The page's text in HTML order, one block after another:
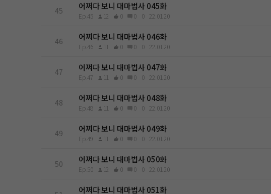
45 어쩌다 보니 대마법사 045화
Ep.45 12 0 0 0 22.01.20
46 어쩌다 보니 대마법사 046화
Ep.46 11 0 0 0 22.01.20
47 어쩌다 보니 대마법사 047화
Ep.47 11 0 0 0 22.01.20
48 어쩌다 보니 대마법사 048화
Ep.48 11 0 0 0 22.01.20
49 어쩌다 보니 대마법사 049화
Ep.49 11 0 0 0 22.01.20
50 어쩌다 보니 대마법사 050화
Ep.50 12 0 0 0 22.01.20
어쩌다 보니 대마법사 051화